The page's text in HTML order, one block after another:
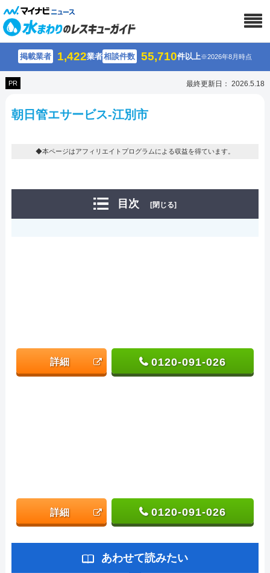
掲載業者 1,422業者相談件数 55,710件以上※2026年8月時点
PR 最終更新日： 2026.5.18
朝日管エサービス-江別市
◆本ページはアフィリエイトプログラムによる収益を得ています。
目次 [閉じる]
詳細 0120-091-026
詳細 0120-091-026
あわせて読みたい